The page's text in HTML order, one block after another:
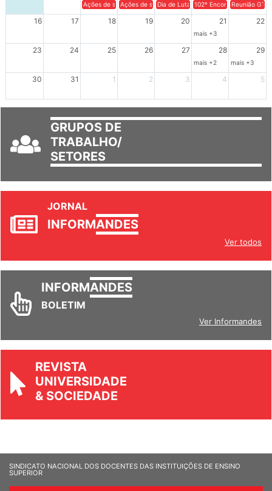
Ações de solidariedade a Cuba no Rio Grande do Sul - 100
Ações de solidariedade a Cuba no Rio Grande do
Dia de Luta em Defesa de Cuba e da
102º Encontro da
Reunião
16 17 18 19 20 21 22
mais +3
23 24 25 26 27 28 29
mais +2 mais +3
30 31 1 2 3 4 5
GRUPOS DE
TRABALHO/
SETORES
JORNAL
INFORMANDES
Ver todos
INFORMANDES
BOLETIM
Ver Informandes
REVISTA
UNIVERSIDADE
& SOCIEDADE
SINDICATO NACIONAL DOS DOCENTES DAS INSTITUIÇÕES DE ENSINO
SUPERIOR